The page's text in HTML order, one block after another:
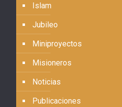
Islam
Jubileo
Miniproyectos
Misioneros
Noticias
Publicaciones